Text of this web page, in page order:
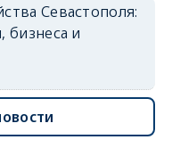
Севастополя:
бизнеса и